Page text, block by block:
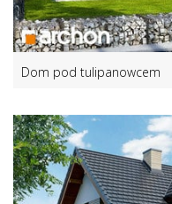
Dom pod tulipanowcem